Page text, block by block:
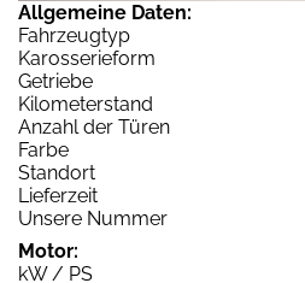
Allgemeine Daten:
Fahrzeugtyp
Karosserieform
Getriebe
Kilometerstand
Anzahl der Türen
Farbe
Standort
Lieferzeit
Unsere Nummer
Motor:
kW / PS